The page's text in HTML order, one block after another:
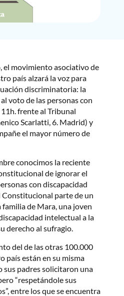
el movimiento asociativo de
país alzará la voz para
discriminatoria: la
voto de las personas con
11h. frente al Tribunal
Scarlatti, 6. Madrid) y
el mayor número de
conocimos la reciente
de ignorar el
con discapacidad
Constitucional parte de un
de Mara, una joven
intelectual a la
derecho al sufragio.
del de las otras 100.000
país están en su misma
sus padres solicitaron una
“respetándole sus
entre los que se encuentra